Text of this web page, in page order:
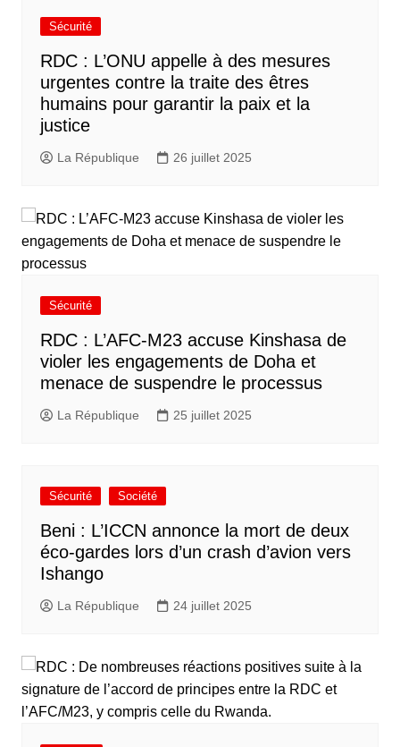
Sécurité
RDC : L’ONU appelle à des mesures
urgentes contre la traite des êtres
humains pour garantir la paix et la
justice
La République 26 juillet 2025
Sécurité
RDC : L’AFC-M23 accuse Kinshasa de
violer les engagements de Doha et
menace de suspendre le processus
La République 25 juillet 2025
Sécurité Société
Beni : L’ICCN annonce la mort de deux
éco-gardes lors d’un crash d’avion vers
Ishango
La République 24 juillet 2025